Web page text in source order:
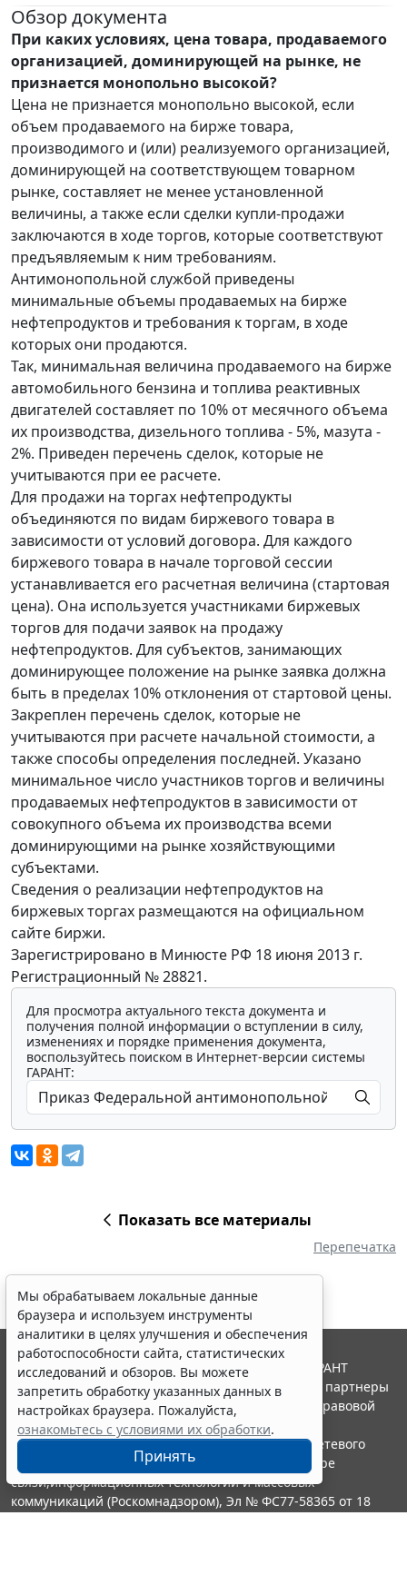
Обзор документа
При каких условиях, цена товара, продаваемого
организацией, доминирующей на рынке, не
признается монопольно высокой?
Цена не признается монопольно высокой, если
объем продаваемого на бирже товара,
производимого и (или) реализуемого организацией,
доминирующей на соответствующем товарном
рынке, составляет не менее установленной
величины, а также если сделки купли-продажи
заключаются в ходе торгов, которые соответствуют
предъявляемым к ним требованиям.
Антимонопольной службой приведены
минимальные объемы продаваемых на бирже
нефтепродуктов и требования к торгам, в ходе
которых они продаются.
Так, минимальная величина продаваемого на бирже
автомобильного бензина и топлива реактивных
двигателей составляет по 10% от месячного объема
их производства, дизельного топлива - 5%, мазута -
2%. Приведен перечень сделок, которые не
учитываются при ее расчете.
Для продажи на торгах нефтепродукты
объединяются по видам биржевого товара в
зависимости от условий договора. Для каждого
биржевого товара в начале торговой сессии
устанавливается его расчетная величина (стартовая
цена). Она используется участниками биржевых
торгов для подачи заявок на продажу
нефтепродуктов. Для субъектов, занимающих
доминирующее положение на рынке заявка должна
быть в пределах 10% отклонения от стартовой цены.
Закреплен перечень сделок, которые не
учитываются при расчете начальной стоимости, а
также способы определения последней. Указано
минимальное число участников торгов и величины
продаваемых нефтепродуктов в зависимости от
совокупного объема их производства всеми
доминирующими на рынке хозяйствующими
субъектами.
Сведения о реализации нефтепродуктов на
биржевых торгах размещаются на официальном
сайте биржи.
Зарегистрировано в Минюсте РФ 18 июня 2013 г.
Регистрационный № 28821.
Для просмотра актуального текста документа и
получения полной информации о вступлении в силу,
изменениях и порядке применения документа,
воспользуйтесь поиском в Интернет-версии системы
ГАРАНТ:
Показать все материалы
Перепечатка
Мы обрабатываем локальные данные
браузера и используем инструменты
аналитики в целях улучшения и обеспечения
работоспособности сайта, статистических
исследований и обзоров. Вы можете
запретить обработку указанных данных в
настройках браузера. Пожалуйста,
ознакомьтесь с условиями их обработки.
Принять
© ООО "НПП "ГАРАНТ-СЕРВИС", 2026. Система ГАРАНТ
выпускается с 1990 года. Компания "Гарант" и ее партнеры
являются участниками Российской ассоциации правовой
информации ГАРАНТ.
Портал ГАРАНТ.РУ зарегистрирован в качестве сетевого
издания Федеральной службой по надзору в сфере
связи,информационных технологий и массовых
коммуникаций (Роскомнадзором), Эл № ФС77-58365 от 18